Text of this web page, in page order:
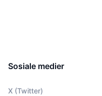
Sosiale medier
X (Twitter)